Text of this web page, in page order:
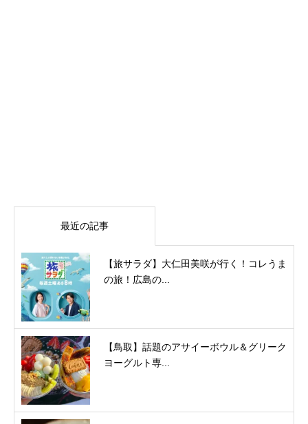
最近の記事
【旅サラダ】大仁田美咲が行く！コレうま
の旅！広島の...
【鳥取】話題のアサイーボウル＆グリーク
ヨーグルト専...